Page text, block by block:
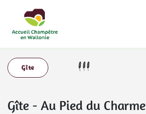
Gîte
Gîte - Au Pied du Charme